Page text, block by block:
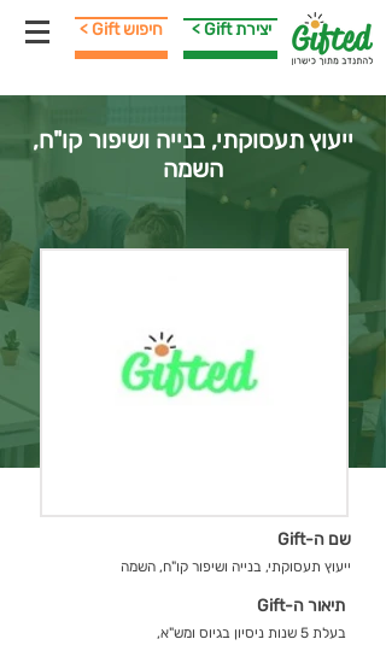
< Gift חיפוש < Gift יצירת
ייעוץ תעסוקתי, בנייה ושיפור קו"ח,
השמה
שם ה-Gift
ייעוץ תעסוקתי, בנייה ושיפור קו"ח, השמה
תיאור ה-Gift
בעלת 5 שנות ניסיון בגיוס ומש"א,